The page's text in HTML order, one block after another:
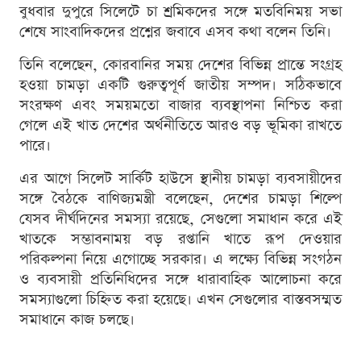
বুধবার দুপুরে সিলেটে চা শ্রমিকদের সঙ্গে মতবিনিময় সভা
শেষে সাংবাদিকদের প্রশ্নের জবাবে এসব কথা বলেন তিনি।
তিনি বলেছেন, কোরবানির সময় দেশের বিভিন্ন প্রান্তে সংগ্রহ
হওয়া চামড়া একটি গুরুত্বপূর্ণ জাতীয় সম্পদ। সঠিকভাবে
সংরক্ষণ এবং সময়মতো বাজার ব্যবস্থাপনা নিশ্চিত করা
গেলে এই খাত দেশের অর্থনীতিতে আরও বড় ভূমিকা রাখতে
পারে।
এর আগে সিলেট সার্কিট হাউসে স্থানীয় চামড়া ব্যবসায়ীদের
সঙ্গে বৈঠকে বাণিজ্যমন্ত্রী বলেছেন, দেশের চামড়া শিল্পে
যেসব দীর্ঘদিনের সমস্যা রয়েছে, সেগুলো সমাধান করে এই
খাতকে সম্ভাবনাময় বড় রপ্তানি খাতে রূপ দেওয়ার
পরিকল্পনা নিয়ে এগোচ্ছে সরকার। এ লক্ষ্যে বিভিন্ন সংগঠন
ও ব্যবসায়ী প্রতিনিধিদের সঙ্গে ধারাবাহিক আলোচনা করে
সমস্যাগুলো চিহ্নিত করা হয়েছে। এখন সেগুলোর বাস্তবসম্মত
সমাধানে কাজ চলছে।